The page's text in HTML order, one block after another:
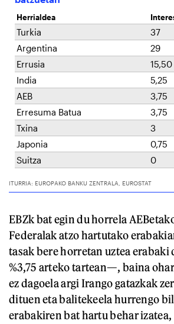
EBZk bat egin du horrela
Federalak atzo hartutako
tasak bere horretan uztea erabaki
%3,75 arteko tartean—, baina
ez dagoela argi Irango gatazkak
dituen eta balitekeela hurrengo
erabakiren bat hartu behar